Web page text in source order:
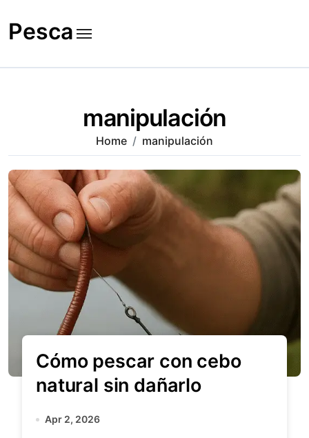
to
content
Pesca
manipulación
Home manipulación
Cómo pescar con cebo
natural sin dañarlo
Apr 2, 2026